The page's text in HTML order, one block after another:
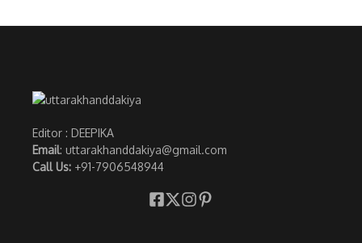
Editor : DEEPIKA
Email: uttarakhanddakiya@gmail.com
Call Us: +91-7906548944